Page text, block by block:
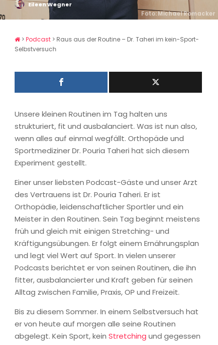
Eileen Wegner
Foto: Michael Romacker
> Podcast > Raus aus der Routine – Dr. Taheri im kein-Sport-
Selbstversuch
Unsere kleinen Routinen im Tag halten uns
strukturiert, fit und ausbalanciert. Was ist nun also,
wenn alles auf einmal wegfällt. Orthopäde und
Sportmediziner Dr. Pouria Taheri hat sich diesem
Experiment gestellt.
Einer unser liebsten Podcast-Gäste und unser Arzt
des Vertrauens ist Dr. Pouria Taheri. Er ist
Orthopädie, leidenschaftlicher Sportler und ein
Meister in den Routinen. Sein Tag beginnt meistens
früh und gleich mit einigen Stretching- und
Kräftigungsübungen. Er folgt einem Ernährungsplan
und legt viel Wert auf Sport. In vielen unserer
Podcasts berichtet er von seinen Routinen, die ihn
fitter, ausbalancierter und Kraft geben für seinen
Alltag zwischen Familie, Praxis, OP und Freizeit.
Bis zu diesem Sommer. In einem Selbstversuch hat
er von heute auf morgen alle seine Routinen
abgelegt. Kein Sport, kein Stretching und gegessen